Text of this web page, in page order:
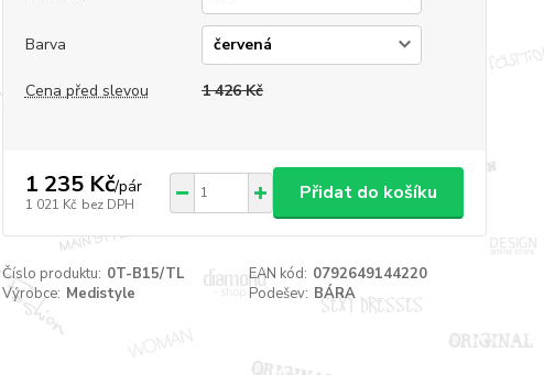
Barva
Cena před slevou 1 426 Kč
1 235 Kč/pár
1 021 Kč bez DPH
Přidat do košíku
Číslo produktu: 0T-B15/TL EAN kód: 0792649144220
Výrobce: Medistyle Podešev: BÁRA